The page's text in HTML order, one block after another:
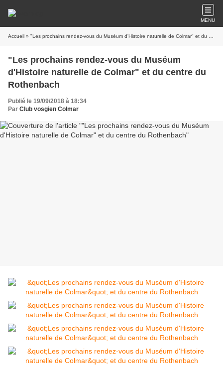
MENU
Accueil » "Les prochains rendez-vous du Muséum d'Histoire naturelle de Colmar" et du centre du Rothenbach
"Les prochains rendez-vous du Muséum
d'Histoire naturelle de Colmar" et du centre du
Rothenbach
Publié le 19/09/2018 à 18:34
Par Club vosgien Colmar